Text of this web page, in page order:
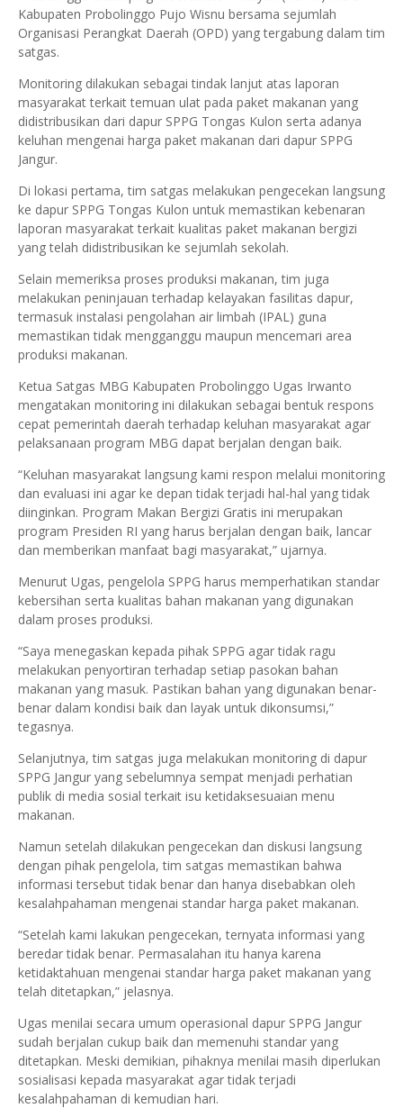
Kabupaten Probolinggo Pujo Wisnu bersama sejumlah
Organisasi Perangkat Daerah (OPD) yang tergabung dalam tim
satgas.
Monitoring dilakukan sebagai tindak lanjut atas laporan
masyarakat terkait temuan ulat pada paket makanan yang
didistribusikan dari dapur SPPG Tongas Kulon serta adanya
keluhan mengenai harga paket makanan dari dapur SPPG
Jangur.
Di lokasi pertama, tim satgas melakukan pengecekan langsung
ke dapur SPPG Tongas Kulon untuk memastikan kebenaran
laporan masyarakat terkait kualitas paket makanan bergizi
yang telah didistribusikan ke sejumlah sekolah.
Selain memeriksa proses produksi makanan, tim juga
melakukan peninjauan terhadap kelayakan fasilitas dapur,
termasuk instalasi pengolahan air limbah (IPAL) guna
memastikan tidak mengganggu maupun mencemari area
produksi makanan.
Ketua Satgas MBG Kabupaten Probolinggo Ugas Irwanto
mengatakan monitoring ini dilakukan sebagai bentuk respons
cepat pemerintah daerah terhadap keluhan masyarakat agar
pelaksanaan program MBG dapat berjalan dengan baik.
“Keluhan masyarakat langsung kami respon melalui monitoring
dan evaluasi ini agar ke depan tidak terjadi hal-hal yang tidak
diinginkan. Program Makan Bergizi Gratis ini merupakan
program Presiden RI yang harus berjalan dengan baik, lancar
dan memberikan manfaat bagi masyarakat,” ujarnya.
Menurut Ugas, pengelola SPPG harus memperhatikan standar
kebersihan serta kualitas bahan makanan yang digunakan
dalam proses produksi.
“Saya menegaskan kepada pihak SPPG agar tidak ragu
melakukan penyortiran terhadap setiap pasokan bahan
makanan yang masuk. Pastikan bahan yang digunakan benar-
benar dalam kondisi baik dan layak untuk dikonsumsi,”
tegasnya.
Selanjutnya, tim satgas juga melakukan monitoring di dapur
SPPG Jangur yang sebelumnya sempat menjadi perhatian
publik di media sosial terkait isu ketidaksesuaian menu
makanan.
Namun setelah dilakukan pengecekan dan diskusi langsung
dengan pihak pengelola, tim satgas memastikan bahwa
informasi tersebut tidak benar dan hanya disebabkan oleh
kesalahpahaman mengenai standar harga paket makanan.
“Setelah kami lakukan pengecekan, ternyata informasi yang
beredar tidak benar. Permasalahan itu hanya karena
ketidaktahuan mengenai standar harga paket makanan yang
telah ditetapkan,” jelasnya.
Ugas menilai secara umum operasional dapur SPPG Jangur
sudah berjalan cukup baik dan memenuhi standar yang
ditetapkan. Meski demikian, pihaknya menilai masih diperlukan
sosialisasi kepada masyarakat agar tidak terjadi
kesalahpahaman di kemudian hari.